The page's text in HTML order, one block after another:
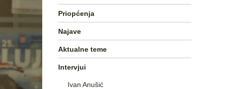
Priopćenja
Najave
Aktualne teme
Intervjui
Ivan Anušić